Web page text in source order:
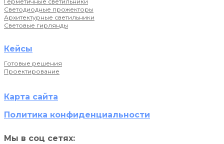
Светодиодные прожекторы
Архитектурные светильники
Световые гирлянды
Кейсы
Готовые решения
Проектирование
Карта сайта
Политика конфиденциальности
Мы в соц сетях: